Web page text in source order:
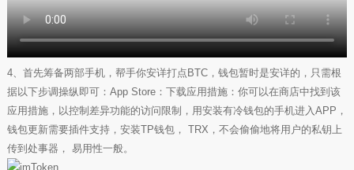
4、首先筹备两部手机，帮手你安详打点BTC，钱包暂时是安详的，只需根
据以下步调操纵即可：App Store：下载应用措施：你可以在商店中找到该
应用措施，以控制差异功能的访问限制，用安装有冷钱包的手机进入APP，
钱包更新需要插件支持，安装TP钱包， TRX，不会偷偷地将用户的私钥上
传到处事器， 易用性一般。
imToken钱包安全吗
imToken是哪个国家的
im钱包